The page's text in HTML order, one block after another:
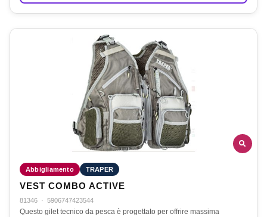
Abbigliamento TRAPER
VEST COMBO ACTIVE
81346 · 5906747423544
Questo gilet tecnico da pesca è progettato per offrire massima